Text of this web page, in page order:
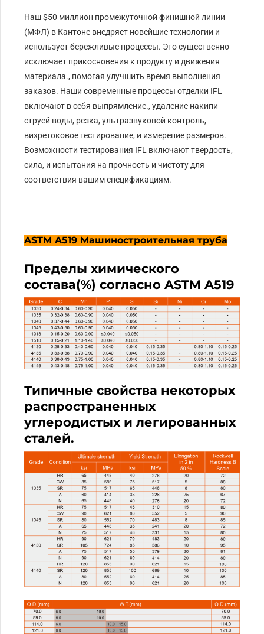
Наш $50 миллион промежуточной финишной линии
(МФЛ) в Кантоне внедряет новейшие технологии и
использует бережливые процессы. Это существенно
исключает прикосновения к продукту и движения
материала., помогая улучшить время выполнения
заказов. Наши современные процессы отделки IFL
включают в себя выпрямление., удаление накипи
струей воды, резка, ультразвуковой контроль,
вихретоковое тестирование, и измерение размеров.
Возможности тестирования IFL включают твердость,
сила, и испытания на прочность и чистоту для
соответствия вашим спецификациям.
ASTM A519 Машиностроительная труба
Пределы химического
состава(%) согласно ASTM A519
Типичные свойства некоторых
распространенных
углеродистых и легированных
сталей.